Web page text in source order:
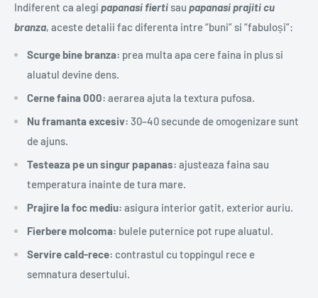
Indiferent ca alegi papanasi fierti sau papanasi prajiti cu
branza, aceste detalii fac diferenta intre “buni” si “fabuloși”:
Scurge bine branza: prea multa apa cere faina in plus si
aluatul devine dens.
Cerne faina 000: aerarea ajuta la textura pufosa.
Nu framanta excesiv: 30–40 secunde de omogenizare sunt
de ajuns.
Testeaza pe un singur papanas: ajusteaza faina sau
temperatura inainte de tura mare.
Prajire la foc mediu: asigura interior gatit, exterior auriu.
Fierbere molcoma: bulele puternice pot rupe aluatul.
Servire cald-rece: contrastul cu toppingul rece e
semnatura desertului.